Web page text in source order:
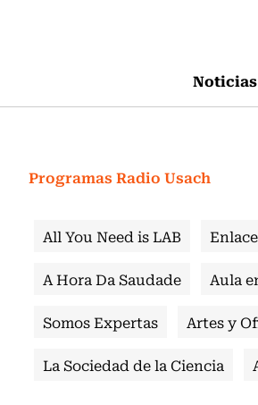
Noticias
Programas Radio Usach
All You Need is LAB
A Hora Da Saudade
Aula
Somos Expertas
Artes y
La Sociedad de la Ciencia